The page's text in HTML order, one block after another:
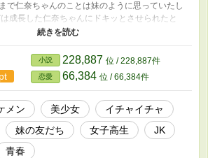
で仁奈ちゃんのことは妹のように思っていたし
成長した仁奈ちゃんにドキッとさせられたと
お兄さん」 「な、なんだ？」 仁奈ちゃんが一
。 「……わたしじゃ、ダメでしょうか？」
ゃんが上目遣いで、そう言う。 か、かわい
い。 ダメじゃないがーー。
小説 228,887 位 / 228,887件
恋愛 66,384 位 / 66,384件
メン 美少女
イチャイチャ
妹の友だち 女子高生
JK
青春